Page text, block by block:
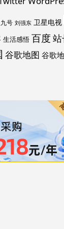
号 刘强东 卫星电视
生活感悟 百度 站
谷歌地图 谷歌